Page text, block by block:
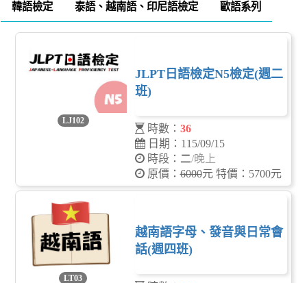
韓語檢定 泰語、越南語、印尼語檢定 歐語系列
LJ102
JLPT日語檢定N5檢定(週二
班)
時數： 36
日期：115/09/15
時段： 二/晚上
原價：6000元 特價：5700元
LT03
越南語字母、發音與日常會
話(週四班)